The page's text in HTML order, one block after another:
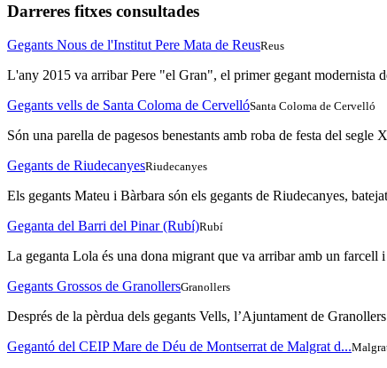
Darreres fitxes consultades
Gegants Nous de l'Institut Pere Mata de ReusReus
L'any 2015 va arribar Pere "el Gran", el primer gegant modernista
Gegants vells de Santa Coloma de CervellóSanta Coloma de Cervelló
Són una parella de pagesos benestants amb roba de festa del
Gegants de RiudecanyesRiudecanyes
Els gegants Mateu i Bàrbara són els gegants de Riudecanyes,
Geganta del Barri del Pinar (Rubí)Rubí
La geganta Lola és una dona migrant que va arribar amb un farcell
Gegants Grossos de GranollersGranollers
Després de la pèrdua dels gegants Vells, l’Ajuntament de
Gegantó del CEIP Mare de Déu de Montserrat de Malgrat d...